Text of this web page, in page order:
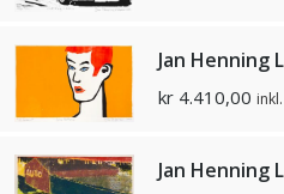
Jan Henning
kr 4.410,00
Jan Henning